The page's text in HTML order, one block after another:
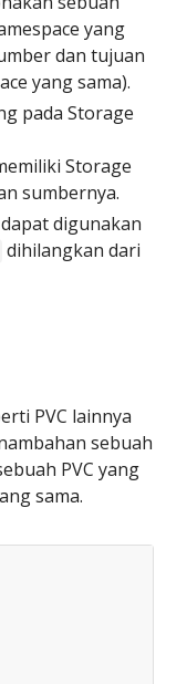
yang
dan tujuan
yang sama).
pada Storage
Storage
sumbernya.
digunakan
dihilangkan dari
PVC lainnya
sebuah
PVC yang
sama.